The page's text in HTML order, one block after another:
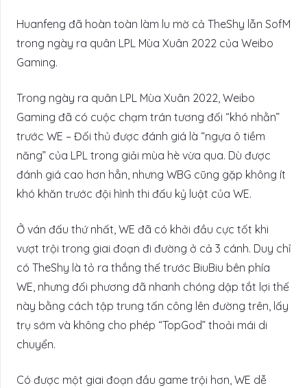
Huanfeng đã hoàn toàn làm lu mờ cả TheShy lẫn SofM
trong ngày ra quân LPL Mùa Xuân 2022 của Weibo
Gaming.
Trong ngày ra quân LPL Mùa Xuân 2022, Weibo
Gaming đã có cuộc chạm trán tương đối “khó nhằn”
trước WE – Đối thủ được đánh giá là “ngựa ô tiềm
năng” của LPL trong giải mùa hè vừa qua. Dù được
đánh giá cao hơn hẳn, nhưng WBG cũng gặp không ít
khó khăn trước đội hình thi đấu kỷ luật của WE.
Ở ván đấu thứ nhất, WE đã có khởi đầu cực tốt khi
vượt trội trong giai đoạn đi đường ở cả 3 cánh. Duy chỉ
có TheShy là tỏ ra thắng thế trước BiuBiu bên phía
WE, nhưng đối phương đã nhanh chóng dập tắt lợi thế
này bằng cách tập trung tấn công lên đường trên, lấy
trụ sớm và không cho phép “TopGod” thoải mái di
chuyển.
Có được một giai đoạn đầu game trội hơn, WE dễ